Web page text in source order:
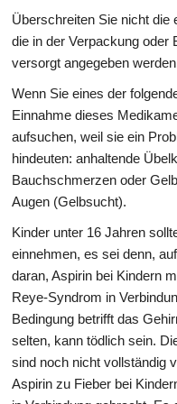
Überschreiten Sie nicht die
die in der Verpackung
versorgt angegeben
Wenn Sie eines der
Einnahme dieses
aufsuchen, weil sie ein
hindeuten: anhaltende
Bauchschmerzen oder
Augen (Gelbsucht).
Kinder unter 16 Jahren
einnehmen, es sei denn,
daran, Aspirin bei Kindern
Reye-Syndrom in
Bedingung betrifft das
selten, kann tödlich sein.
sind noch nicht vollständig
Aspirin zu Fieber bei